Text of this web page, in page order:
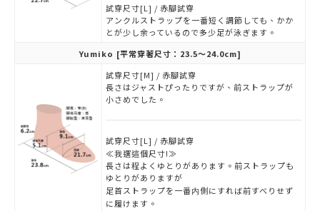
試穿尺寸[L] / 赤腳試穿
アンクルストラップを一番短く調節しても、かか
とが少し余っているので多少足が泳ぎます。
Yumiko [平常穿著尺寸：23.5～24.0cm]
試穿尺寸[M] / 赤腳試穿
長さはジャストぴったりですが、前ストラップが
小さめでした。
試穿尺寸[L] / 赤腳試穿
≪我選這個尺寸!≫
長さは程よくゆとりがあります。前ストラップも
ゆとりがありますが
足首ストラップを一番内側にすれば前すべりせず
に履けます。